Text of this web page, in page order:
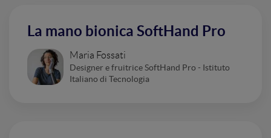
La mano bionica SoftHand Pro
Maria Fossati
Designer e fruitrice SoftHand Pro - Istituto
Italiano di Tecnologia